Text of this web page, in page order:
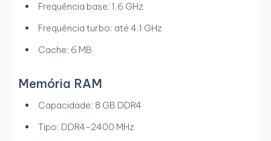
Frequência base: 1.6 GHz
Frequência turbo: até 4.1 GHz
Cache: 6 MB
Memória RAM
Capacidade: 8 GB DDR4
Tipo: DDR4-2400 MHz